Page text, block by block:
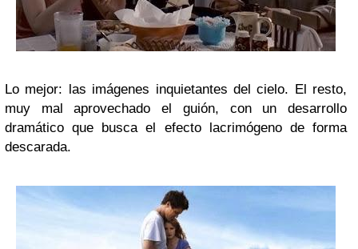
Lo mejor: las imágenes inquietantes del cielo. El resto,
muy mal aprovechado el guión, con un desarrollo
dramático que busca el efecto lacrimógeno de forma
descarada.